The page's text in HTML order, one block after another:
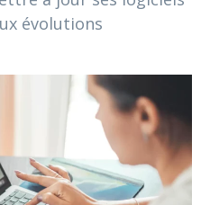
évolutions